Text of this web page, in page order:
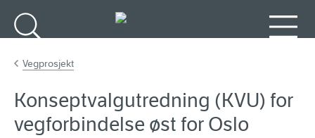
Vegprosjekt
Konseptvalgutredning (KVU) for
vegforbindelse øst for Oslo